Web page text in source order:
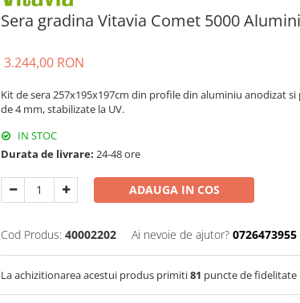
Sera gradina Vitavia Comet 5000
3.244,00 RON
Kit de sera 257x195x197cm din profile din aluminiu anodizat
de 4 mm, stabilizate la UV.
IN STOC
Durata de livrare: 24-48 ore
ADAUGA IN COS
Cod Produs: 40002202 Ai nevoie de ajutor? 0726473955
La achizitionarea acestui produs primiti81 puncte de fidelitate